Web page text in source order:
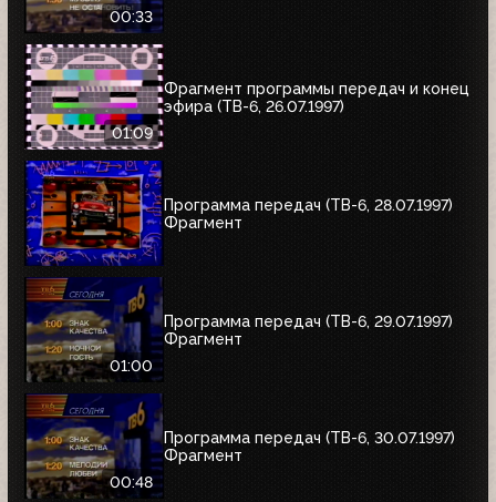
00:33
01:09
Фрагмент программы передач и конец
эфира (ТВ-6, 26.07.1997)
Программа передач (ТВ-6, 28.07.1997)
Фрагмент
01:00
Программа передач (ТВ-6, 29.07.1997)
Фрагмент
00:48
Программа передач (ТВ-6, 30.07.1997)
Фрагмент